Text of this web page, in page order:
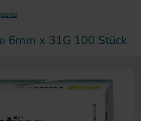
6mm x 31G 100 Stück